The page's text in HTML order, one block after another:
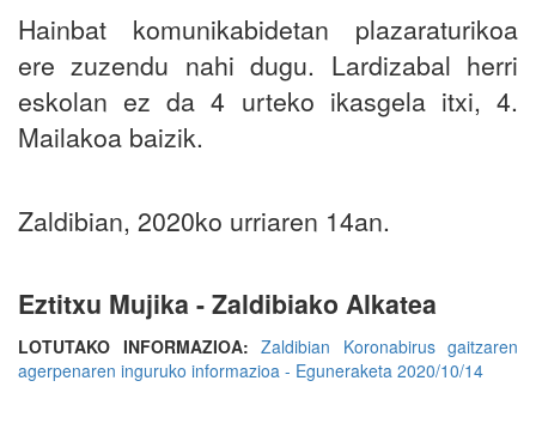
Hainbat komunikabidetan plazaraturikoa
ere zuzendu nahi dugu. Lardizabal herri
eskolan ez da 4 urteko ikasgela itxi, 4.
Mailakoa baizik.
Zaldibian, 2020ko urriaren 14an.
Eztitxu Mujika - Zaldibiako Alkatea
LOTUTAKO INFORMAZIOA: Zaldibian Koronabirus gaitzaren
agerpenaren inguruko informazioa - Eguneraketa 2020/10/14